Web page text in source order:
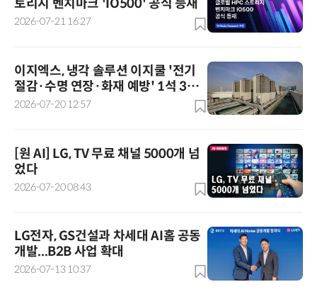
토리지 벤치마크 'IO500' 공식 등재
2026-07-21 16:27
이지엑스, 냉각 솔루션 이지쿨 '전기
절감·수명 연장·화재 예방' 1석 3조
효과 주목
2026-07-20 12:57
[원 AI] LG, TV 무료 채널 5000개 넘
었다
2026-07-20 08:43
LG전자, GS건설과 차세대 AI홈 공동
개발...B2B 사업 확대
2026-07-13 10:37